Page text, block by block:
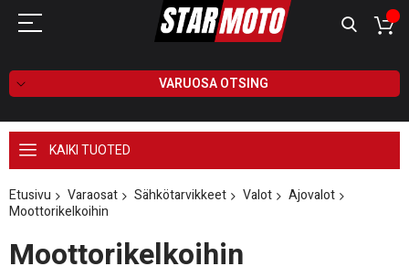
VARUOSA OTSING
KAIKI TUOTED
Etusivu Varaosat Sähkötarvikkeet Valot
Ajovalot
Moottorikelkoihin
Moottorikelkoihin